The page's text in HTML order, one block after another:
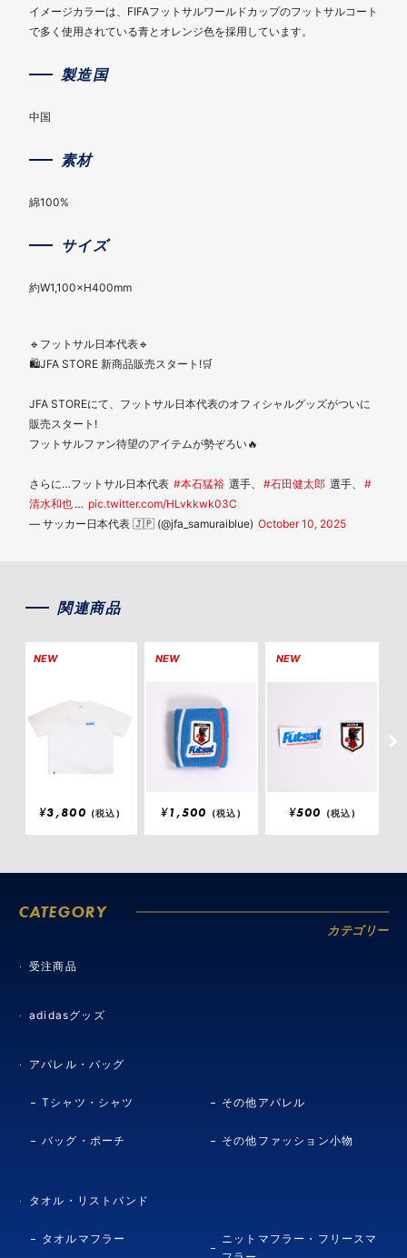
イメージカラーは、FIFAフットサルワールドカップのフットサルコート
で多く使用されている青とオレンジ色を採用しています。
製造国
中国
素材
綿100%
サイズ
約W1,100×H400mm
🔹フットサル日本代表🔹
🛍️JFA STORE 新商品販売スタート!🛒
JFA STOREにて、フットサル日本代表のオフィシャルグッズがついに
販売スタート!
フットサルファン待望のアイテムが勢ぞろい🔥
さらに…フットサル日本代表 #本石猛裕 選手、 #石田健太郎 選手、
#
清水和也 … pic.twitter.com/HLvkkwk03C
— サッカー日本代表 🇯🇵 (@jfa_samuraiblue) October 10, 2025
関連商品
NEW
¥3,800 (税込)
NEW
¥1,500 (税込)
NEW
¥500 (税込)
CATEGORY
カテゴリー
受注商品
adidasグッズ
アパレル・バッグ
Tシャツ・シャツ その他アパレル
バッグ・ポーチ その他ファッション小物
タオル・リストバンド
タオルマフラー
ニットマフラー・フリースマ